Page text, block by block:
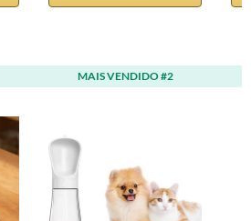
MAIS VENDIDO #2